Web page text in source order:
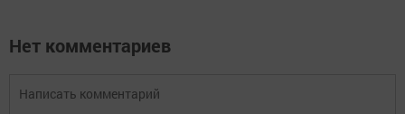
Нет комментариев